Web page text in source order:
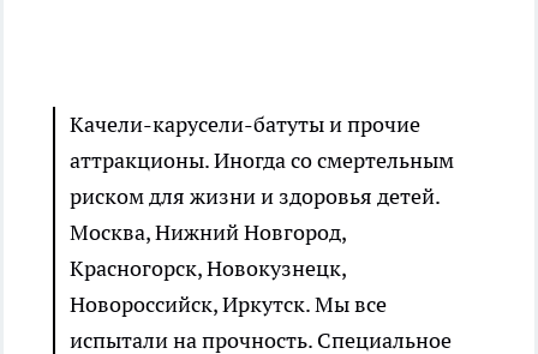
Качели-карусели-батуты и прочие
аттракционы. Иногда со смертельным
риском для жизни и здоровья детей.
Москва, Нижний Новгород,
Красногорск, Новокузнецк,
Новороссийск, Иркутск. Мы все
испытали на прочность. Специальное